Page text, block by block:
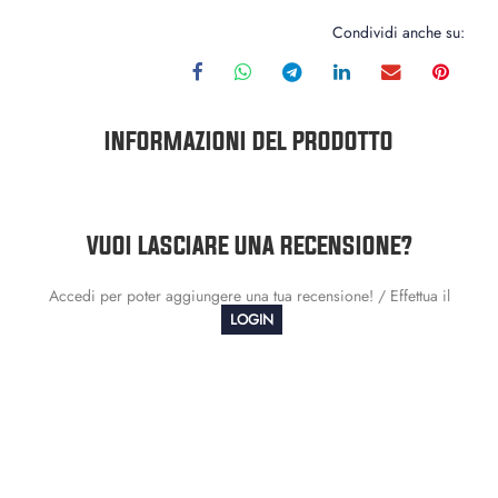
Condividi anche su:
INFORMAZIONI DEL PRODOTTO
VUOI LASCIARE UNA RECENSIONE?
Accedi per poter aggiungere una tua recensione! / Effettua il
LOGIN